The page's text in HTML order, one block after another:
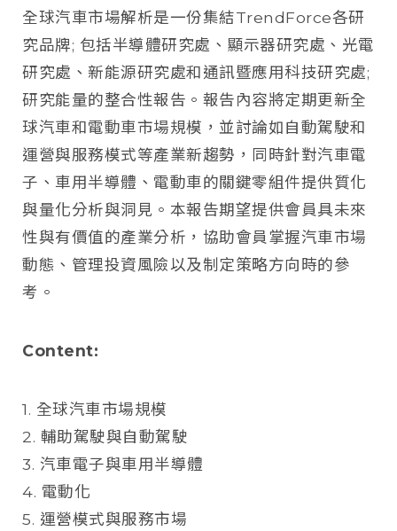
全球汽車市場解析是一份集結TrendForce各研
究品牌; 包括半導體研究處、顯示器研究處、光電
研究處、新能源研究處和通訊暨應用科技研究處;
研究能量的整合性報告。報告內容將定期更新全
球汽車和電動車市場規模，並討論如自動駕駛和
運營與服務模式等產業新趨勢，同時針對汽車電
子、車用半導體、電動車的關鍵零組件提供質化
與量化分析與洞見。本報告期望提供會員具未來
性與有價值的產業分析，協助會員掌握汽車市場
動態、管理投資風險以及制定策略方向時的參
考。
Content:
1. 全球汽車市場規模
2. 輔助駕駛與自動駕駛
3. 汽車電子與車用半導體
4. 電動化
5. 運營模式與服務市場